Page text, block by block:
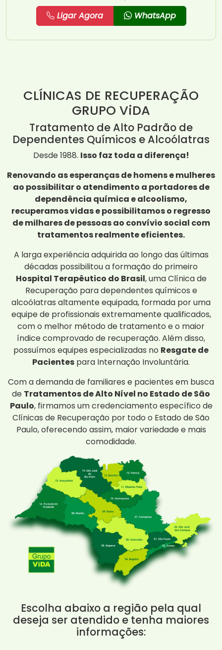
Ligar Agora WhatsApp
CLÍNICAS DE RECUPERAÇÃO
GRUPO ViDA
Tratamento de Alto Padrão de
Dependentes Químicos e Alcoólatras
Desde 1988. Isso faz toda a diferença!
Renovando as esperanças de homens e mulheres
ao possibilitar o atendimento a portadores de
dependência química e alcoolismo,
recuperamos vidas e possibilitamos o regresso
de milhares de pessoas ao convívio social com
tratamentos realmente eficientes.
A larga experiência adquirida ao longo das últimas
décadas possibilitou a formação do primeiro
Hospital Terapêutico do Brasil, uma Clínica de
Recuperação para dependentes químicos e
alcoólatras altamente equipada, formada por uma
equipe de profissionais extremamente qualificados,
com o melhor método de tratamento e o maior
índice comprovado de recuperação. Além disso,
possuímos equipes especializadas no Resgate de
Pacientes para Internação Involuntária.
Com a demanda de familiares e pacientes em busca
de Tratamentos de Alto Nível no Estado de São
Paulo, firmamos um credenciamento específico de
Clínicas de Recuperação por todo o Estado de São
Paulo, oferecendo assim, maior variedade e mais
comodidade.
Escolha abaixo a região pela qual
deseja ser atendido e tenha maiores
informações: